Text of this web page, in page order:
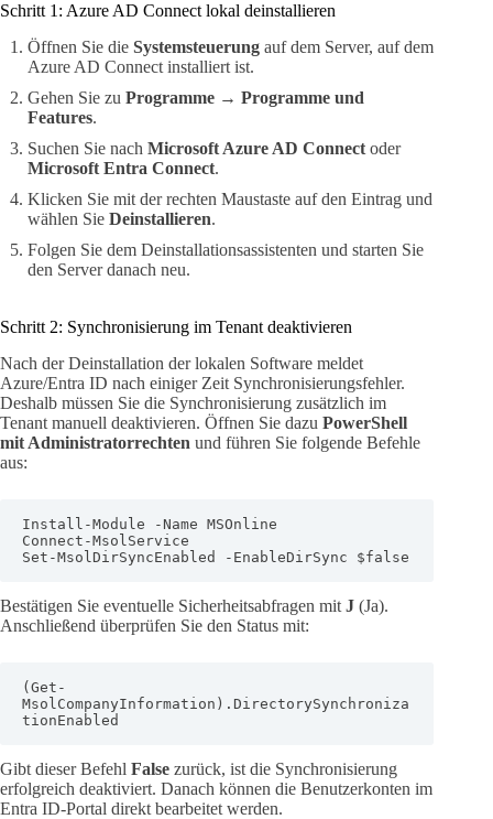
Schritt 1: Azure AD Connect lokal deinstallieren
Öffnen Sie die Systemsteuerung auf dem Server, auf dem
Azure AD Connect installiert ist.
Gehen Sie zu Programme → Programme und
Features.
Suchen Sie nach Microsoft Azure AD Connect oder
Microsoft Entra Connect.
Klicken Sie mit der rechten Maustaste auf den Eintrag und
wählen Sie Deinstallieren.
Folgen Sie dem Deinstallationsassistenten und starten Sie
den Server danach neu.
Schritt 2: Synchronisierung im Tenant deaktivieren
Nach der Deinstallation der lokalen Software meldet
Azure/Entra ID nach einiger Zeit Synchronisierungsfehler.
Deshalb müssen Sie die Synchronisierung zusätzlich im
Tenant manuell deaktivieren. Öffnen Sie dazu PowerShell
mit Administratorrechten und führen Sie folgende Befehle
aus:
Install-Module -Name MSOnline
Connect-MsolService
Set-MsolDirSyncEnabled -EnableDirSync $false
Bestätigen Sie eventuelle Sicherheitsabfragen mit J (Ja).
Anschließend überprüfen Sie den Status mit:
(Get-
MsolCompanyInformation).DirectorySynchroniza
tionEnabled
Gibt dieser Befehl False zurück, ist die Synchronisierung
erfolgreich deaktiviert. Danach können die Benutzerkonten im
Entra ID-Portal direkt bearbeitet werden.